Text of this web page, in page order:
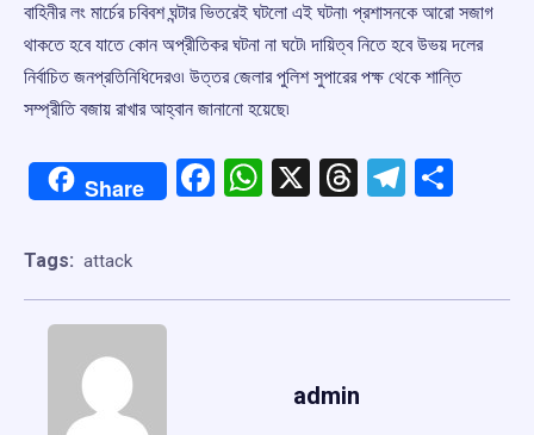
বাহিনীর লং মার্চের চবিবশ ঘন্টার ভিতরেই ঘটলো এই ঘটনা৷ প্রশাসনকে আরো সজাগ
থাকতে হবে যাতে কোন অপ্রীতিকর ঘটনা না ঘটে৷ দায়িত্ব নিতে হবে উভয় দলের
নির্বাচিত জনপ্রতিনিধিদেরও৷ উত্তর জেলার পুলিশ সুপারের পক্ষ থেকে শান্তি
সম্প্রীতি বজায় রাখার আহ্বান জানানো হয়েছে৷
Share Facebook
WhatsApp
X Threads
Tags: attack
admin